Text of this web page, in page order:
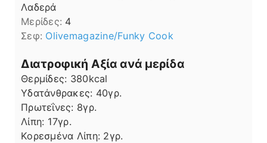
Λαδερά
Μερίδες: 4
Σεφ: Olivemagazine/Funky Cook
Διατροφική Αξία ανά μερίδα
Θερμίδες: 380kcal
Υδατάνθρακες: 40γρ.
Πρωτεΐνες: 8γρ.
Λίπη
Λίπη: 17γρ.
Κορεσμένα Λίπη: 2γρ.